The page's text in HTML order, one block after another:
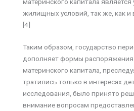
жилищных условий, так же, как и
[4].
Таким образом, государство
дополняет формы распоряжения
материнского капитала,
тратились только в интересах
исследования, было принято
внимание вопросам